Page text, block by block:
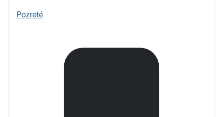
Pozreté